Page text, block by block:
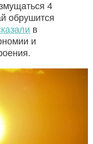
4
обрушится
в
и